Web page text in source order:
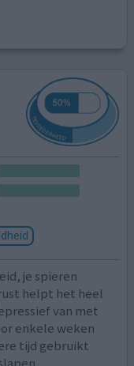
je spieren
helpt het heel
van met
enkele weken
tijd gebruikt